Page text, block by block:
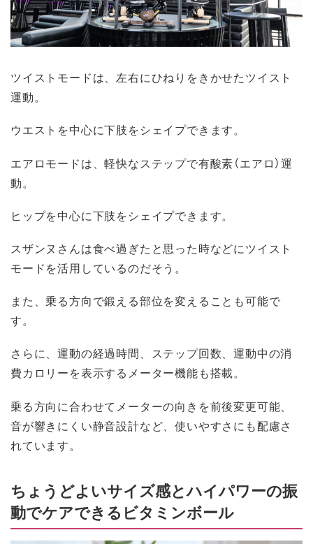
ツイストモードは、左右にひねりをきかせたツイスト
運動。
ウエストを中心に下肢をシェイプできます。
エアロモードは、軽快なステップで有酸素（エアロ）運
動。
ヒップを中心に下肢をシェイプできます。
スザンヌさんは食べ過ぎたと思った時などにツイスト
モードを活用しているのだそう。
また、乗る方向で鍛える部位を変えることも可能で
す。
さらに、運動の経過時間、ステップ回数、運動中の消
費カロリーを表示するメーター機能も搭載。
乗る方向に合わせてメーターの向きを前後変更可能、
音が響きにくい静音設計など、使いやすさにも配慮さ
れています。
ちょうどよいサイズ感とハイパワーの振
動でケアできるビタミンボール